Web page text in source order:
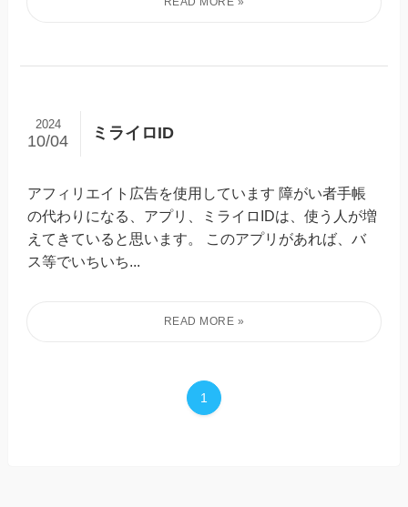
ミライロID
2024
10/04
アフィリエイト広告を使用しています 障がい者手帳
の代わりになる、アプリ、ミライロIDは、使う人が増
えてきていると思います。 このアプリがあれば、バ
ス等でいちいち...
1